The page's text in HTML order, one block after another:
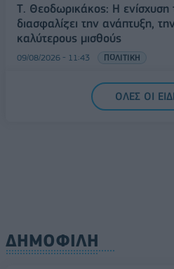
Τ. Θεοδωρικάκος: Η ενίσχυση
διασφαλίζει την ανάπτυξη,
καλύτερους μισθούς
09/08/2026 - 11:43 ΠΟΛΙΤΙΚΗ
Υπ. Μεταφορών: Οριστική
πινακίδων κυκλοφορίας -
ΟΛΕΣ ΟΙ
ΔΗΜΟΦΙΛΗ